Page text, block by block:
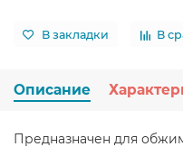
В закладки В
Описание
Предназначен для